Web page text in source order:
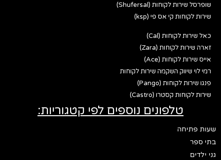
שופרסל שירות לקוחות (Shufersal)
שירות לקוחות קי אס פי (ksp)
כאל שירות לקוחות (Cal)
זארה שירות לקוחות (Zara)
אייס שירות לקוחות (Ace)
רמי לוי שיווק השקמה שירות לקוחות
פנגו שירות לקוחות (Pango)
שירות לקוחות קסטרו (Castro)
טלפונים נוספים לפי קטגוריות:
שעות פתיחה
בתי ספר
גני ילדים